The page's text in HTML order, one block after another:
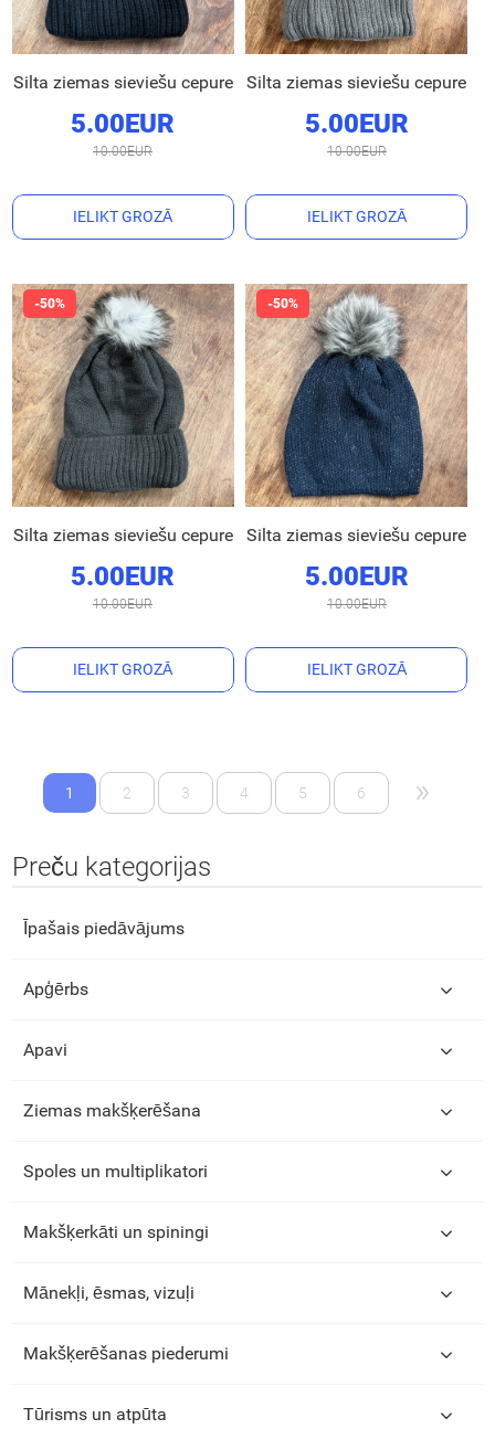
Silta ziemas sieviešu cepure
5.00EUR
10.00EUR
IELIKT GROZĀ
Silta ziemas sieviešu cepure
5.00EUR
10.00EUR
IELIKT GROZĀ
Silta ziemas sieviešu cepure
5.00EUR
10.00EUR
IELIKT GROZĀ
Silta ziemas sieviešu cepure
5.00EUR
10.00EUR
IELIKT GROZĀ
1 2 3 4 5 6 »
Preču kategorijas
Īpašais piedāvājums
Apģērbs
Apavi
Ziemas makšķerēšana
Spoles un multiplikatori
Makšķerkāti un spiningi
Mānekļi, ēsmas, vizuļi
Makšķerēšanas piederumi
Tūrisms un atpūta